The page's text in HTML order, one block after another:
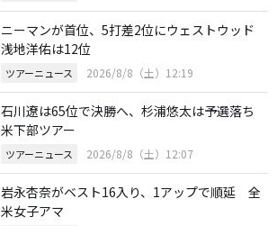
ニーマンが首位、5打差2位にウェストウッド
浅地洋佑は12位
ツアーニュース 2026/8/8（土）12:19
石川遼は65位で決勝へ、杉浦悠太は予選落ち
米下部ツアー
ツアーニュース 2026/8/8（土）12:07
岩永杏奈がベスト16入り、1アップで順延 全
米女子アマ